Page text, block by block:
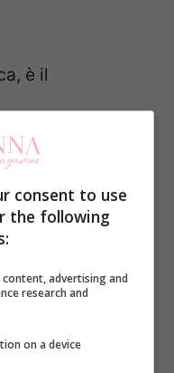
è il
“prescelta,
consent to use
the following
advertising and
research and
on a device